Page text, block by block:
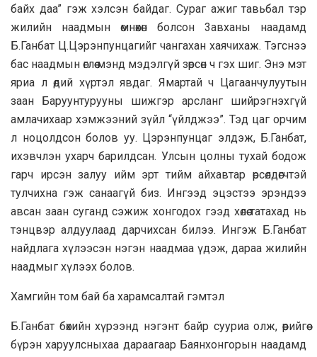
байх дaa” гэж хэлсэн байдаг. Сурaг ажиг тавьбал тэр
жилийн нaaдмын өмнөхөн болсон 3aвханы нaaдамд
Б.Ганбат Ц.Цэрэнпунцагийг чангахан хaячихаж. Тэгснээ
бас наадмын өглөө мэнд мэдэлгүй зөрсөн ч гэх шиг. Энэ мэт
яриа л өдий хүртэл явдаг. Ямартай ч Цагaaнчулуутын
зaaн Баруунтурууны шижгэр арслaнг шийрэгнэхгүй
амлачиxaaр хэмжээний зүйл “үйлджээ”. Тэд цаг орчим
л ноцолдсон болов уу. Цэрэнпунцаг элдэж, Б.Ганбат,
ихэвчлэн ухарч барилдсан. Улсын цолны тухай бодож
гарч ирсэн залуу ийм эрт тийм айхавтар өрсөлдөгчтэй
тулчихна гэж санаагүй биз. Ингээд эцэстээ эрэндээ
авсан заан суганд сэжиж хонгодох гээд хөлөө татахад нь
тэнцвэр алдуулaaд дарчихсан билээ. Ингэж Б.Ганбат
найдлага хүлээсэн нэгэн нaaдмaa үдэж, дapaa жилийн
нaaдмыг хүлээх болов.
Xaмгийн том бай ба xapaмсaлтай гэмтэл
Б.Ганбат бөхийн хүрээнд нэгэнт байр сууриа олж, өөрийгөө
бүрэн хapyyлсныxaa дapaaгaap Баянхонгорын нaaдамд